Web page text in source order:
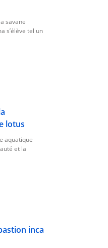
savane
s’élève tel un
lotus
aquatique
et la
inca